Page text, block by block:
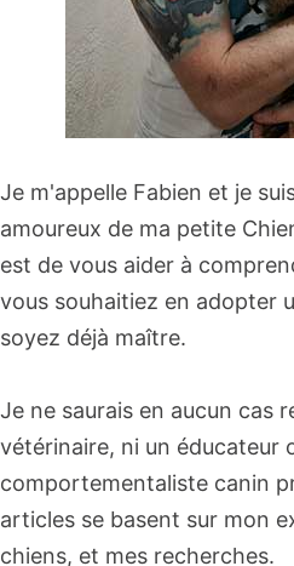
Je m'appelle Fabien et je
amoureux de ma petite
est de vous aider à
vous souhaitiez en adopter
soyez déjà maître.
Je ne saurais en aucun cas
vétérinaire, ni un éducateur
comportementaliste canin
articles se basent sur mon
chiens, et mes recherches.